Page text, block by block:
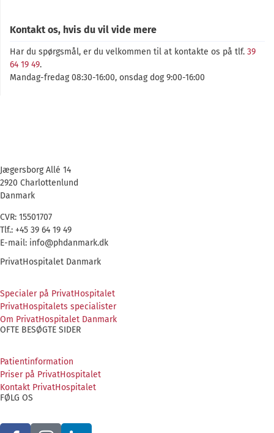
Kontakt os, hvis du vil vide mere
Har du spørgsmål, er du velkommen til at kontakte os på tlf. 39
64 19 49.
Mandag-fredag 08:30-16:00, onsdag dog 9:00-16:00
Jægersborg Allé 14
2920 Charlottenlund
Danmark
CVR: 15501707
Tlf.: +45 39 64 19 49
E-mail: info@phdanmark.dk
PrivatHospitalet Danmark
Specialer på PrivatHospitalet
PrivatHospitalets specialister
Om PrivatHospitalet Danmark
OFTE BESØGTE SIDER
Patientinformation
Priser på PrivatHospitalet
Kontakt PrivatHospitalet
FØLG OS